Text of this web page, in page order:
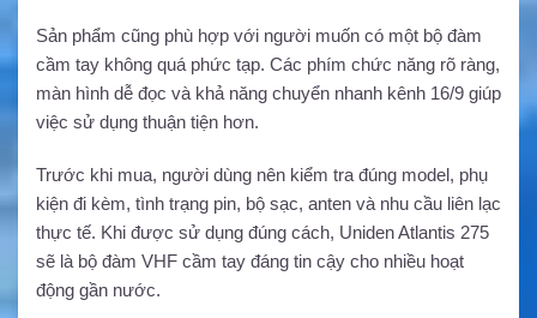
Sản phẩm cũng phù hợp với người muốn có một bộ đàm
cầm tay không quá phức tạp. Các phím chức năng rõ ràng,
màn hình dễ đọc và khả năng chuyển nhanh kênh 16/9 giúp
việc sử dụng thuận tiện hơn.
Trước khi mua, người dùng nên kiểm tra đúng model, phụ
kiện đi kèm, tình trạng pin, bộ sạc, anten và nhu cầu liên lạc
thực tế. Khi được sử dụng đúng cách, Uniden Atlantis 275
sẽ là bộ đàm VHF cầm tay đáng tin cậy cho nhiều hoạt
động gần nước.